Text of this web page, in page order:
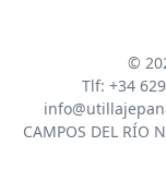
©
Tlf: +34
CAMPOS DEL RÍO